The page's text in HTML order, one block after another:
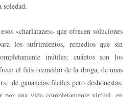
soledad.
«charlatanes» que ofrecen soluciones
los sufrimientos, remedios que sin
inútiles: cuántos son los
el falso remedio de la droga, de unas
de ganancias fáciles pero deshonestas.